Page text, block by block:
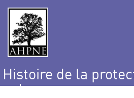
Histoire de la
nature